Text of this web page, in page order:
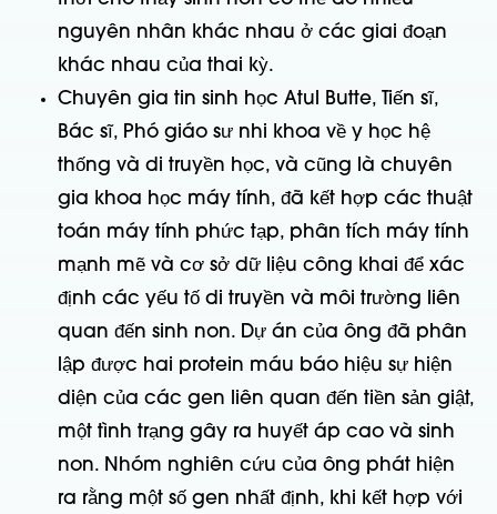
nguyên nhân khác nhau ở các giai đoạn
khác nhau của thai kỳ.
Chuyên gia tin sinh học Atul Butte, Tiến sĩ,
Bác sĩ, Phó giáo sư nhi khoa về y học hệ
thống và di truyền học, và cũng là chuyên
gia khoa học máy tính, đã kết hợp các thuật
toán máy tính phức tạp, phân tích máy tính
mạnh mẽ và cơ sở dữ liệu công khai để xác
định các yếu tố di truyền và môi trường liên
quan đến sinh non. Dự án của ông đã phân
lập được hai protein máu báo hiệu sự hiện
diện của các gen liên quan đến tiền sản giật,
một tình trạng gây ra huyết áp cao và sinh
non. Nhóm nghiên cứu của ông phát hiện
ra rằng một số gen nhất định, khi kết hợp với